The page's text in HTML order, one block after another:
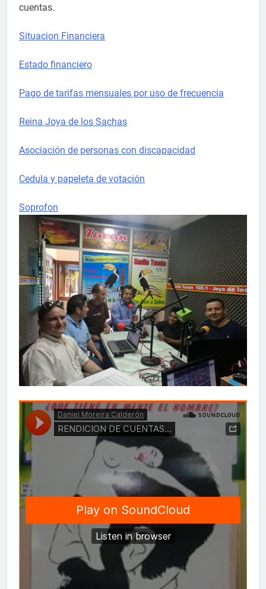
cuentas.
Situacion Financiera
Estado financiero
Pago de tarifas mensuales por uso de frecuencia
Reina Joya de los Sachas
Asociación de personas con discapacidad
Cedula y papeleta de votación
Soprofon